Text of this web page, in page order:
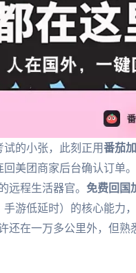
的小张，此刻正用番茄
美团商家后台确认订单
远程生活器官。 免费回国
游低延时）的核心能力
还在一万多公里外，但熟